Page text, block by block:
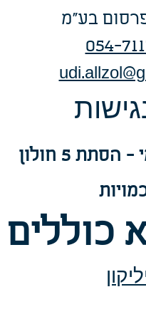
בע"מ
054-
5 חולון